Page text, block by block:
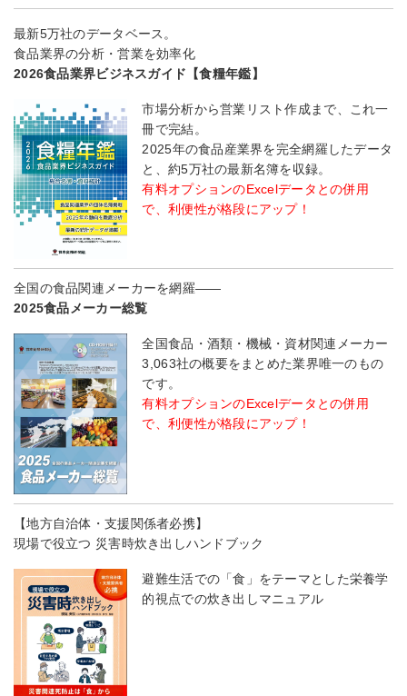
最新5万社のデータベース。
食品業界の分析・営業を効率化
2026食品業界ビジネスガイド【食糧年鑑】
市場分析から営業リスト作成まで、これ一
冊で完結。
2025年の食品産業界を完全網羅したデータ
と、約5万社の最新名簿を収録。
有料オプションのExcelデータとの併用
で、利便性が格段にアップ！
全国の食品関連メーカーを網羅――
2025食品メーカー総覧
全国食品・酒類・機械・資材関連メーカー
3,063社の概要をまとめた業界唯一のもの
です。
有料オプションのExcelデータとの併用
で、利便性が格段にアップ！
【地方自治体・支援関係者必携】
現場で役立つ 災害時炊き出しハンドブック
避難生活での「食」をテーマとした栄養学
的視点での炊き出しマニュアル